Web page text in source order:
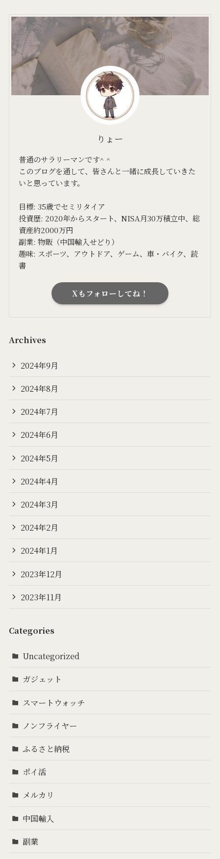
りょー
普通のサラリーマンです^ ^
このブログを通して、皆さんと一緒に成長していきた
いと思っています。
目標: 35歳でセミリタイア
投資歴: 2020年からスタート、NISA月30万積立中、総
資産約2000万円
副業: 物販（中国輸入せどり）
趣味: スポーツ、アウトドア、ゲーム、車・バイク、読
書
Xもフォローしてね！
Archives
2024年9月
2024年8月
2024年7月
2024年6月
2024年5月
2024年4月
2024年3月
2024年2月
2024年1月
2023年12月
2023年11月
Categories
Uncategorized
ガジェット
スマートウォッチ
ノンフライヤー
ふるさと納税
ポイ活
メルカリ
中国輸入
副業